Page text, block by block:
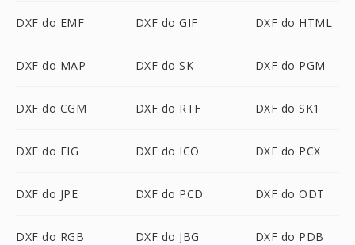
DXF do EMF DXF do GIF DXF do HTML
DXF do MAP DXF do SK DXF do PGM
DXF do CGM DXF do RTF DXF do SK1
DXF do FIG DXF do ICO DXF do PCX
DXF do JPE DXF do PCD DXF do ODT
DXF do RGB DXF do JBG DXF do PDB